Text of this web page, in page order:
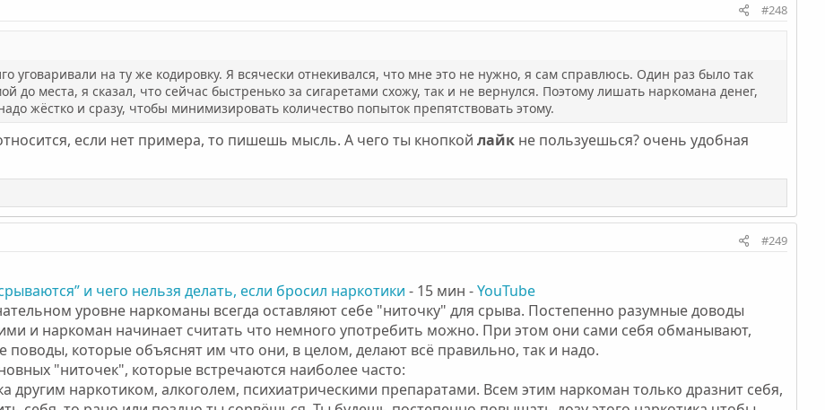
#248
уговаривали на ту же кодировку. Я всячески отнекивался, что мне это не нужно, я сам справлюсь. Один раз было так
до места, я сказал, что сейчас быстренько за сигаретами схожу, так и не вернулся. Поэтому лишать наркомана денег,
жёстко и сразу, чтобы минимизировать количество попыток препятствовать этому.
если нет примера, то пишешь мысль. А чего ты кнопкойлайк не пользуешься? очень удобная
#249
и чего нельзя делать, если бросил наркотики - 15 мин -YouTube
уровне наркоманы всегда оставляют себе "ниточку" для срыва. Постепенно разумные доводы
и наркоман начинает считать что немного употребить можно. При этом они сами себя обманывают,
которые объяснят им что они, в целом, делают всё правильно, так и надо.
"ниточек", которые встречаются наиболее часто:
другим наркотиком, алкоголем, психиатрическими препаратами. Всем этим наркоман только дразнит себя,